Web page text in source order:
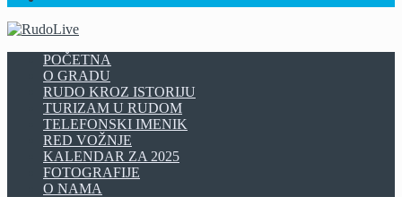
POČETNA
O GRADU
RUDO KROZ ISTORIJU
TURIZAM U RUDOM
TELEFONSKI IMENIK
RED VOŽNJE
KALENDAR ZA 2025
FOTOGRAFIJE
O NAMA